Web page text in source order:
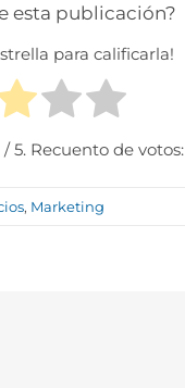
esta publicación?
para calificarla!
/ 5. Recuento de votos:
, Marketing